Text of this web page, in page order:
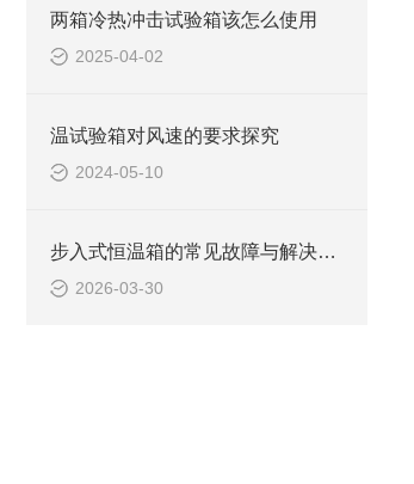
两箱冷热冲击试验箱该怎么使用
2025-04-02
温试验箱对风速的要求探究
2024-05-10
步入式恒温箱的常见故障与解决办法
2026-03-30